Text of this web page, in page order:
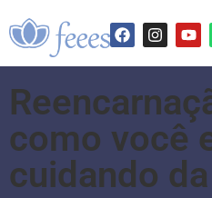
como você
cuidando